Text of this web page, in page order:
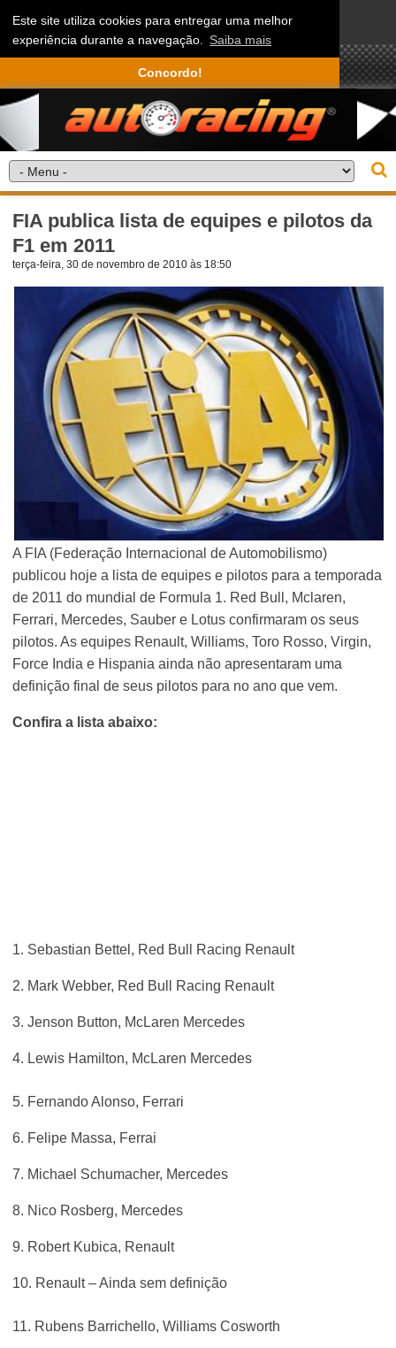
Este site utiliza cookies para entregar uma melhor
experiência durante a navegação. Saiba mais
Concordo!
FIA publica lista de equipes e pilotos da
F1 em 2011
terça-feira, 30 de novembro de 2010 às 18:50
A FIA (Federação Internacional de Automobilismo)
publicou hoje a lista de equipes e pilotos para a temporada
de 2011 do mundial de Formula 1. Red Bull, Mclaren,
Ferrari, Mercedes, Sauber e Lotus confirmaram os seus
pilotos. As equipes Renault, Williams, Toro Rosso, Virgin,
Force India e Hispania ainda não apresentaram uma
definição final de seus pilotos para no ano que vem.
Confira a lista abaixo:
1. Sebastian Bettel, Red Bull Racing Renault
2. Mark Webber, Red Bull Racing Renault
3. Jenson Button, McLaren Mercedes
4. Lewis Hamilton, McLaren Mercedes
5. Fernando Alonso, Ferrari
6. Felipe Massa, Ferrai
7. Michael Schumacher, Mercedes
8. Nico Rosberg, Mercedes
9. Robert Kubica, Renault
10. Renault – Ainda sem definição
11. Rubens Barrichello, Williams Cosworth